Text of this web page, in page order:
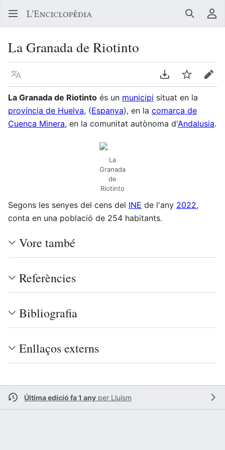
Buscar
La Granada de Riotinto
Llegir en un atre idioma Descarregar en
Vigilar
La Granada de Riotinto és un municipi situat en la
província de Huelva, (Espanya), en la comarca de
Cuenca Minera, en la comunitat autònoma d'Andalusia.
La
Granada
de
Riotinto
Segons les senyes del cens del INE de l'any 2022,
conta en una població de 254 habitants.
Vore també
Referències
Bibliografia
Enllaços externs
Última edició fa 1 any per Lluísm